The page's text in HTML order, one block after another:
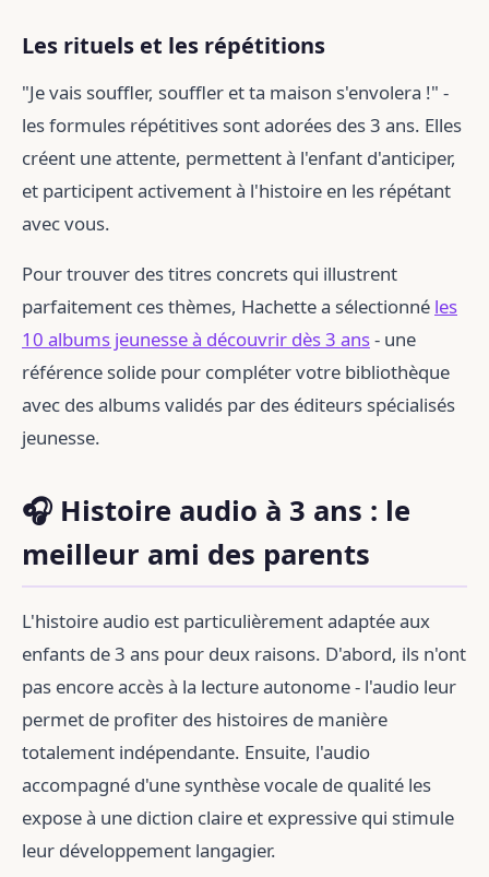
Les rituels et les répétitions
"Je vais souffler, souffler et ta maison s'envolera !" -
les formules répétitives sont adorées des 3 ans. Elles
créent une attente, permettent à l'enfant d'anticiper,
et participent activement à l'histoire en les répétant
avec vous.
Pour trouver des titres concrets qui illustrent
parfaitement ces thèmes, Hachette a sélectionné les
10 albums jeunesse à découvrir dès 3 ans- une
référence solide pour compléter votre bibliothèque
avec des albums validés par des éditeurs spécialisés
jeunesse.
🎧 Histoire audio à 3 ans : le
meilleur ami des parents
L'histoire audio est particulièrement adaptée aux
enfants de 3 ans pour deux raisons. D'abord, ils n'ont
pas encore accès à la lecture autonome - l'audio leur
permet de profiter des histoires de manière
totalement indépendante. Ensuite, l'audio
accompagné d'une synthèse vocale de qualité les
expose à une diction claire et expressive qui stimule
leur développement langagier.